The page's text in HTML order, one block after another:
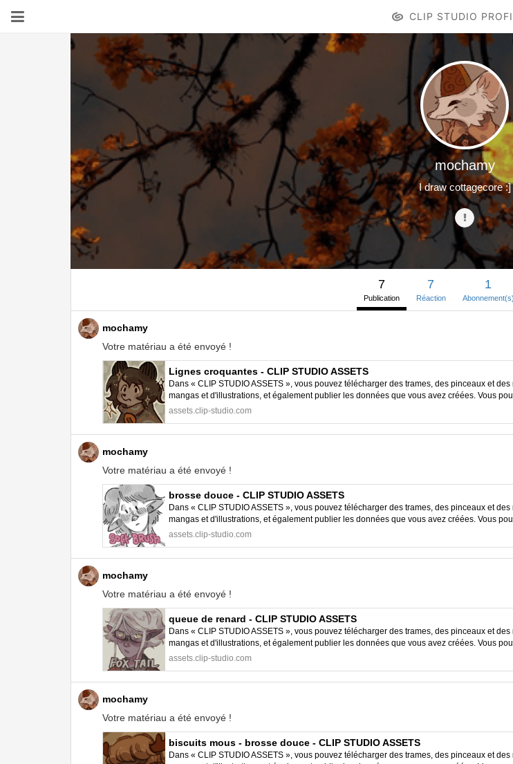
CLIP STUDIO
mochamy
I draw cottagecore :]
7
Publication
7
Réaction
1
Abonnement(s)
mochamy
Votre matériau a été envoyé !
Lignes croquantes - CLIP STUDIO ASSETS
Dans « CLIP STUDIO ASSETS », vous pouvez télécharger des trames, des pinceaux et
mangas et d'illustrations, et également publier les données que vous avez créées. Vous
STUDIO PAINT.
assets.clip-studio.com
mochamy
Votre matériau a été envoyé !
brosse douce - CLIP STUDIO ASSETS
Dans « CLIP STUDIO ASSETS », vous pouvez télécharger des trames, des pinceaux et
mangas et d'illustrations, et également publier les données que vous avez créées. Vous
STUDIO PAINT.
assets.clip-studio.com
mochamy
Votre matériau a été envoyé !
queue de renard - CLIP STUDIO ASSETS
Dans « CLIP STUDIO ASSETS », vous pouvez télécharger des trames, des pinceaux et
mangas et d'illustrations, et également publier les données que vous avez créées. Vous
STUDIO PAINT.
assets.clip-studio.com
mochamy
Votre matériau a été envoyé !
biscuits mous - brosse douce - CLIP STUDIO ASSETS
Dans « CLIP STUDIO ASSETS », vous pouvez télécharger des trames, des pinceaux et